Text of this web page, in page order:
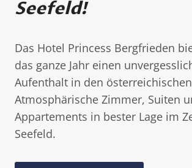
Seefeld!
Das Hotel Princess Bergfrieden
das ganze Jahr einen
Aufenthalt in den
Atmosphärische Zimmer, Suiten
Appartements in bester Lage im
Seefeld.